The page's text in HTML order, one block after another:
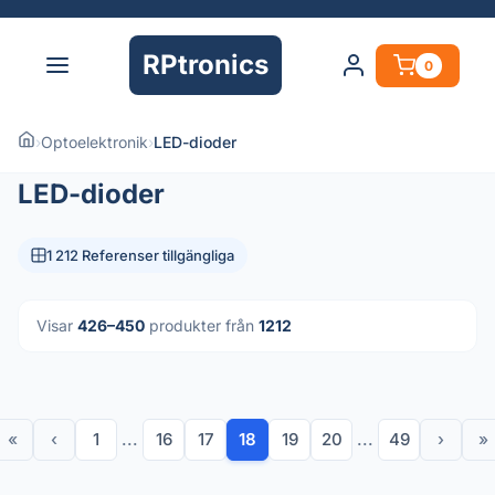
RPtronics 0
›Optoelektronik›LED-dioder
LED-dioder
1 212 Referenser tillgängliga
Visar 426–450 produkter från 1212
« ‹ 1 ... 16 17 18 19 20 ... 49 › »